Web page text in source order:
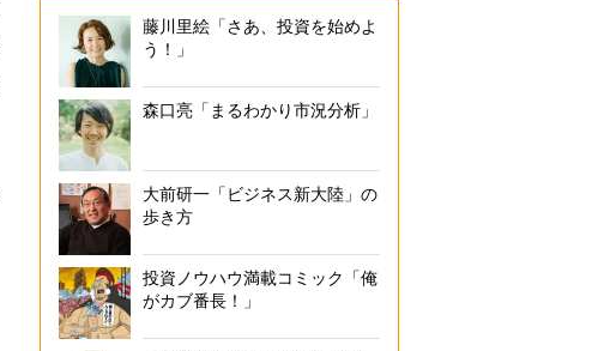
藤川里絵「さあ、投資を始めよ
う！」
森口亮「まるわかり市況分析」
大前研一「ビジネス新大陸」の
歩き方
投資ノウハウ満載コミック「俺
がカブ番長！」